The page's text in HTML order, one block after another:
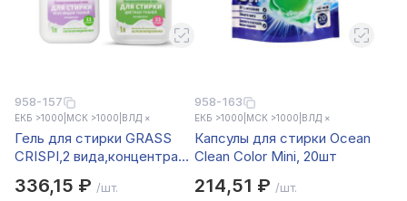
958-157
ЕКБ >1000 МСК >1000 ВЛД ×
Гель для стирки GRASS
CRISPI,2 вида,концентрат,
336,15 ₽ /шт.
958-163
ЕКБ >1000 МСК >1000 ВЛД ×
Капсулы для стирки Ocean
Clean Color Mini, 20шт
214,51 ₽ /шт.